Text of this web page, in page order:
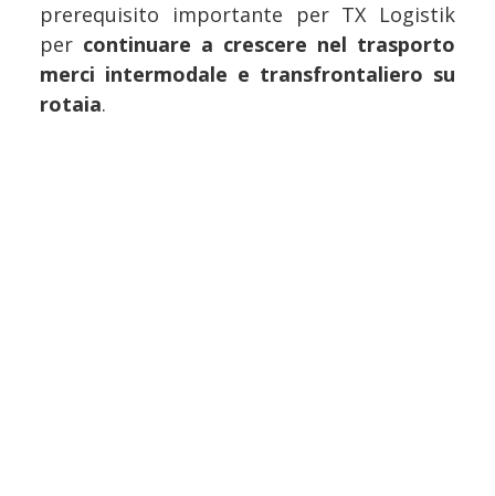
prerequisito importante per TX Logistik
per continuare a crescere nel trasporto
merci intermodale e transfrontaliero su
rotaia.